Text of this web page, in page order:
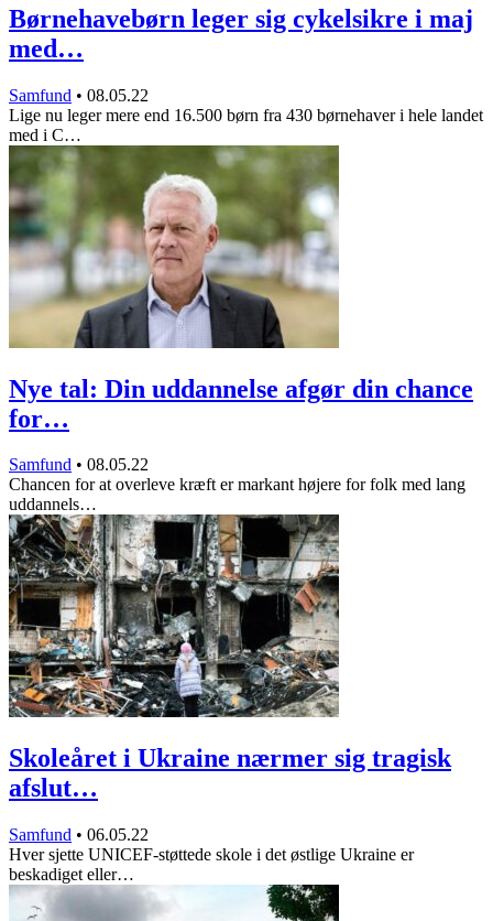
Børnehavebørn leger sig cykelsikre i maj
med…
Samfund • 08.05.22
Lige nu leger mere end 16.500 børn fra 430 børnehaver i hele landet
med i C…
Nye tal: Din uddannelse afgør din chance
for…
Samfund • 08.05.22
Chancen for at overleve kræft er markant højere for folk med lang
uddannels…
Skoleåret i Ukraine nærmer sig tragisk
afslut…
Samfund • 06.05.22
Hver sjette UNICEF-støttede skole i det østlige Ukraine er
beskadiget eller…